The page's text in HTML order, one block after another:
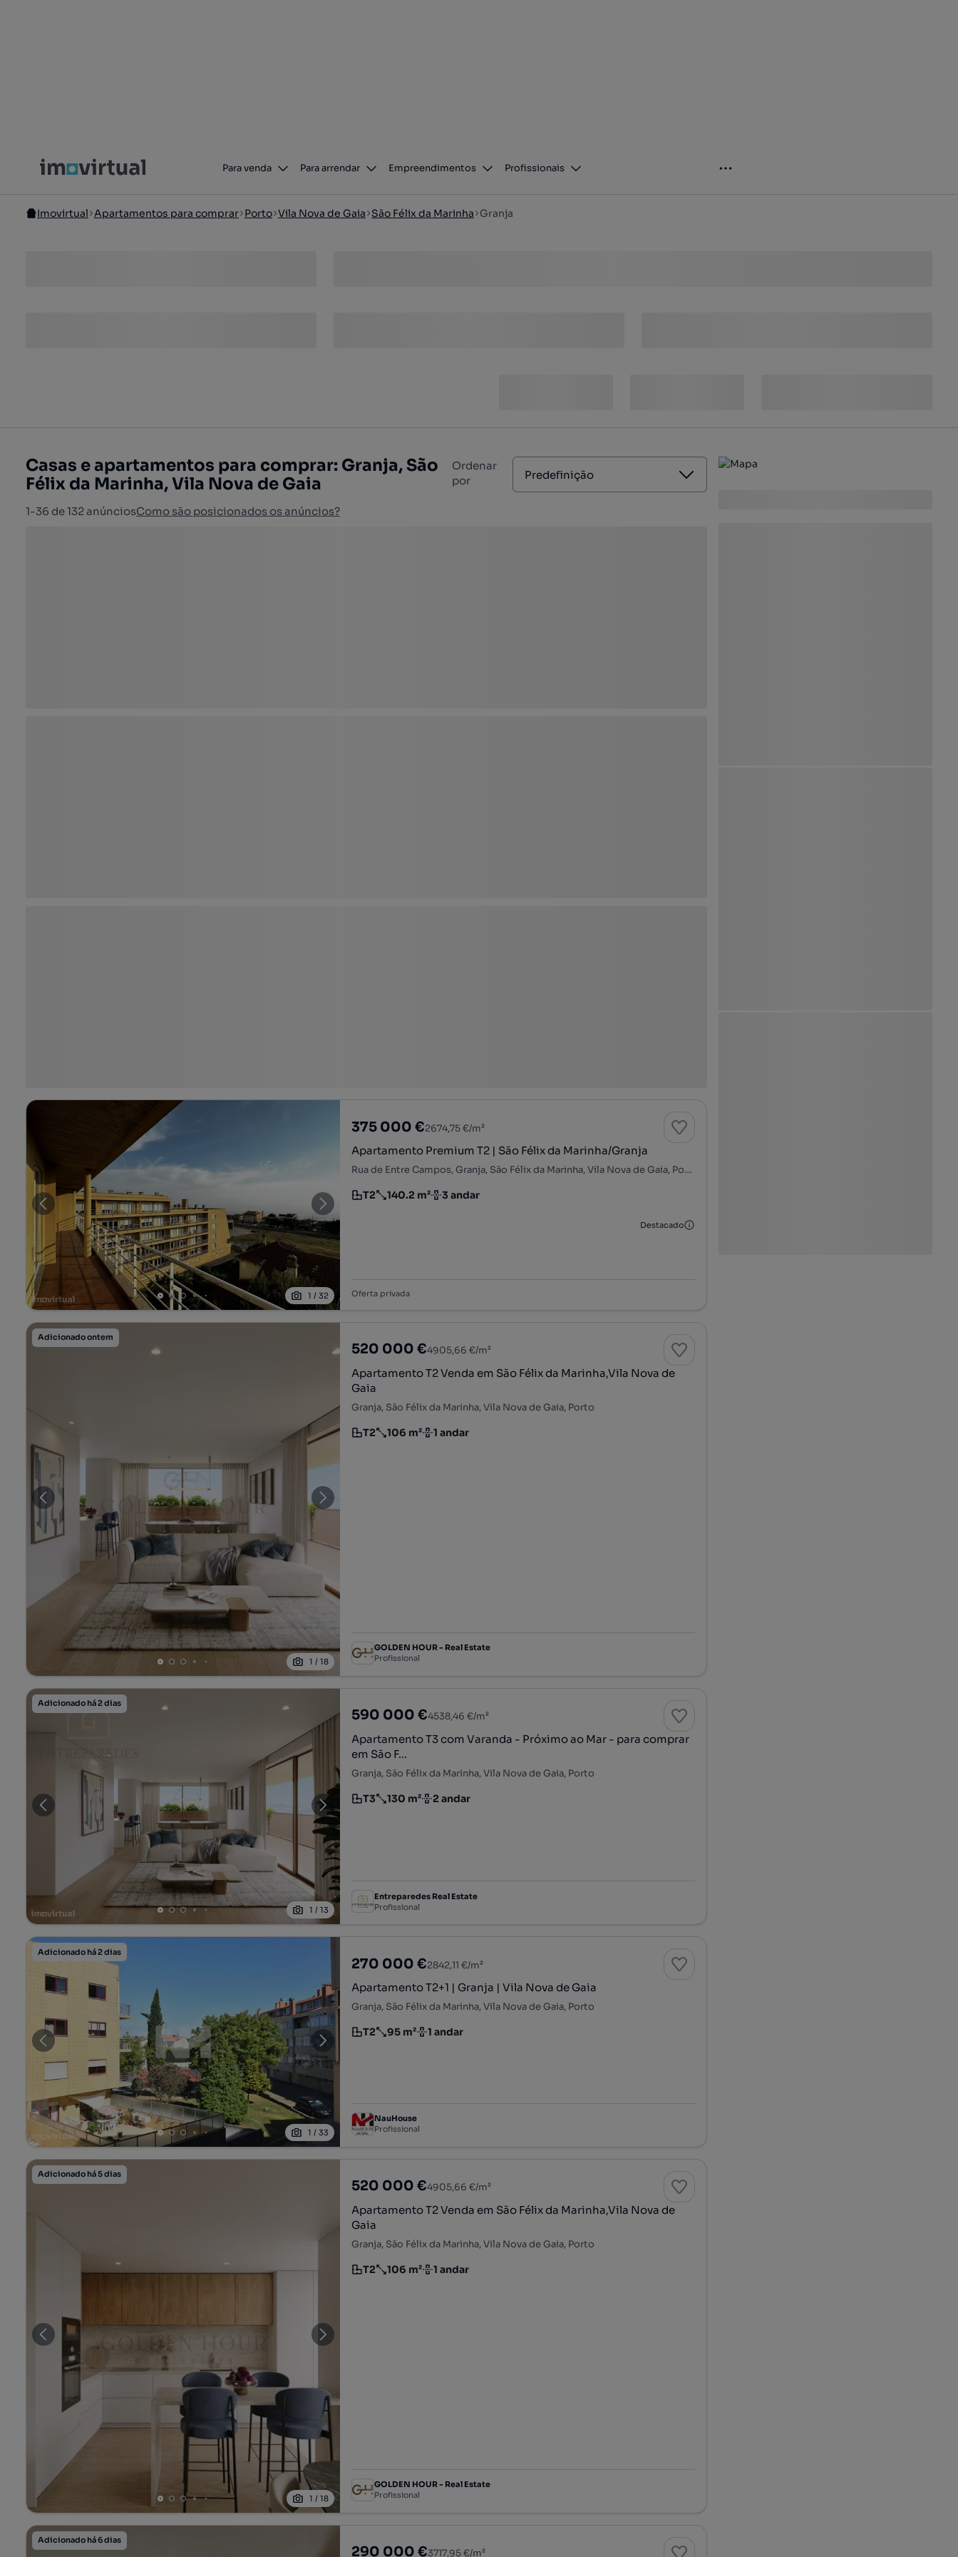
Para venda Para arrendar Empreendimentos Profissionais
Imovirtual Apartamentos para comprar Porto Vila Nova de Gaia São Félix da Marinha Granja
Casas e apartamentos para comprar: Granja, São
Félix da Marinha, Vila Nova de Gaia
1-36 de 132 anúnciosComo são posicionados os anúncios?
Ordenar
por
Predefinição
1 /32
375 000 €2674,75 €/m²
Apartamento Premium T2 | São Félix da Marinha/Granja
Rua de Entre Campos, Granja, São Félix da Marinha, Vila Nova de Gaia, Porto
Tipologia
T2
Preço por metro quadrado
140.2 m²
Andar 3 andar
Destacado
Oferta privada
Adicionado ontem
1 /18
520 000 €4905,66 €/m²
Apartamento T2 Venda em São Félix da Marinha,Vila Nova de
Gaia
Granja, São Félix da Marinha, Vila Nova de Gaia, Porto
Tipologia
T2
Preço por metro quadrado
106 m²
Andar 1 andar
GOLDEN HOUR - Real Estate
Profissional
Adicionado há 2 dias
1 /13
590 000 €4538,46 €/m²
Apartamento T3 com Varanda - Próximo ao Mar - para comprar
em São F...
Granja, São Félix da Marinha, Vila Nova de Gaia, Porto
Tipologia
T3
Preço por metro quadrado
130 m²
Andar 2 andar
Entreparedes Real Estate
Profissional
Adicionado há 2 dias
1 /33
270 000 €2842,11 €/m²
Apartamento T2+1 | Granja | Vila Nova de Gaia
Granja, São Félix da Marinha, Vila Nova de Gaia, Porto
Tipologia
T2
Preço por metro quadrado
95 m²
Andar 1 andar
NauHouse
Profissional
Adicionado há 5 dias
1 /18
520 000 €4905,66 €/m²
Apartamento T2 Venda em São Félix da Marinha,Vila Nova de
Gaia
Granja, São Félix da Marinha, Vila Nova de Gaia, Porto
Tipologia
T2
Preço por metro quadrado
106 m²
Andar 1 andar
GOLDEN HOUR - Real Estate
Profissional
Adicionado há 6 dias
290 000 €3717,95 €/m²